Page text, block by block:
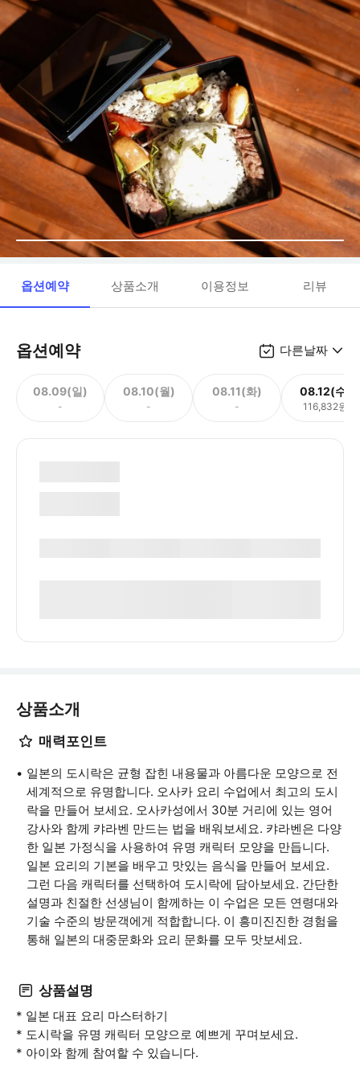
옵션예약 상품소개 이용정보 리뷰
옵션예약 다른날짜
08.09(일)
-
08.10(월)
-
08.11(화)
-
08.12(수)
116,832원
상품소개
매력포인트
일본의 도시락은 균형 잡힌 내용물과 아름다운 모양으로 전
세계적으로 유명합니다. 오사카 요리 수업에서 최고의 도시
락을 만들어 보세요. 오사카성에서 30분 거리에 있는 영어
강사와 함께 캬라벤 만드는 법을 배워보세요. 캬라벤은 다양
한 일본 가정식을 사용하여 유명 캐릭터 모양을 만듭니다.
일본 요리의 기본을 배우고 맛있는 음식을 만들어 보세요.
그런 다음 캐릭터를 선택하여 도시락에 담아보세요. 간단한
설명과 친절한 선생님이 함께하는 이 수업은 모든 연령대와
기술 수준의 방문객에게 적합합니다. 이 흥미진진한 경험을
통해 일본의 대중문화와 요리 문화를 모두 맛보세요.
상품설명
* 일본 대표 요리 마스터하기
* 도시락을 유명 캐릭터 모양으로 예쁘게 꾸며보세요.
* 아이와 함께 참여할 수 있습니다.